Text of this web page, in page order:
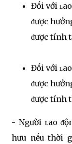
Đṓi với
ᵭược
ᵭược tính
Đṓi với
ᵭược
ᵭược tính
- Người ʟao
hưu nḗu thời